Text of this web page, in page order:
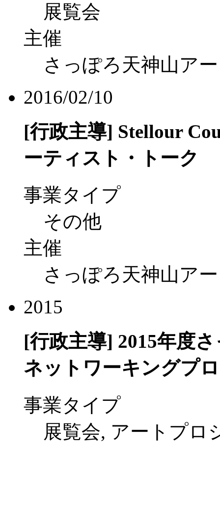
展覧会
主催
さっぽろ天神山ア
2016/02/10
[行政主導] Stellour
ーティスト・トーク
事業タイプ
その他
主催
さっぽろ天神山ア
2015
[行政主導] 2015年度
ネットワーキングプ
事業タイプ
展覧会, アートプロ